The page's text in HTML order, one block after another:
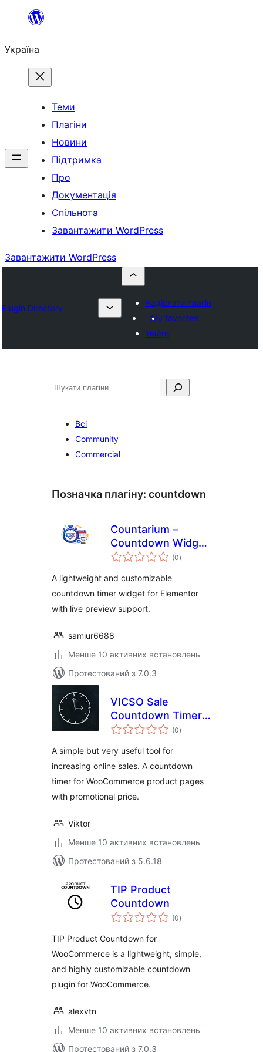
Перейти
вмісту
Україна
Теми
Плагіни
Новини
Підтримка
Про
Документація
Спільнота
Завантажити WordPress
Завантажити WordPress
Plugin Directory
Надіслати плагін
My favorites
Увійти
Пошук
Всі
Community
Commercial
Позначка плагіну: countdown
Countarium –
Countdown Widget
for Elementor
(0загальний
рейтинг
)
A lightweight and customizable
countdown timer widget for Elementor
with live preview support.
samiur6688
Менше 10 активних встановлень
Протестований з 7.0.3
VICSO Sale
Countdown Timer
for WooCommerce
(0загальний
рейтинг
)
A simple but very useful tool for
increasing online sales. A countdown
timer for WooCommerce product pages
with promotional price.
Viktor
Менше 10 активних встановлень
Протестований з 5.6.18
TIP Product
Countdown
(0загальний
рейтинг
)
TIP Product Countdown for
WooCommerce is a lightweight, simple,
and highly customizable countdown
plugin for WooCommerce.
alexvtn
Менше 10 активних встановлень
Протестований з 7.0.3